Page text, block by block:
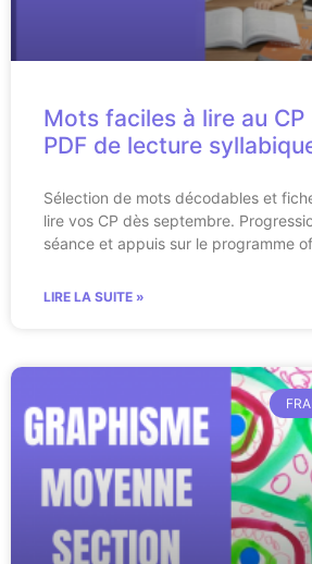
Mots faciles à lire au
PDF de lecture
Sélection de mots décodables et
lire vos CP dès septembre.
séance et appuis sur le programme
LIRE LA SUITE »